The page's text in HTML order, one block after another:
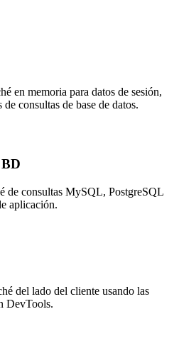
en memoria para datos de sesión,
consultas de base de datos.
de consultas MySQL, PostgreSQL
aplicación.
del lado del cliente usando las
DevTools.